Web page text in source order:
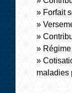
Forfait
maladies